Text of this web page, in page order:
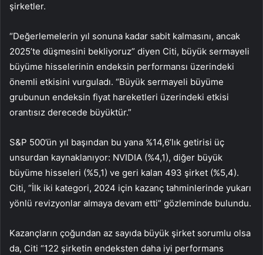
şirketler.
“Değerlemelerin yıl sonuna kadar sabit kalmasını, ancak
2025’te düşmesini bekliyoruz” diyen Citi, büyük sermayeli
büyüme hisselerinin endeksin performansı üzerindeki
önemli etkisini vurguladı. “Büyük sermayeli büyüme
grubunun endeksin fiyat hareketleri üzerindeki etkisi
orantısız derecede büyüktür.”
S&P 500’ün yıl başından bu yana %14,6’lık getirisi üç
unsurdan kaynaklanıyor: NVIDIA (%4,1), diğer büyük
büyüme hisseleri (%5,1) ve geri kalan 493 şirket (%5,4).
Citi, “İlk iki kategori, 2024 için kazanç tahminlerinde yukarı
yönlü revizyonlar almaya devam etti” gözleminde bulundu.
Kazançların çoğundan az sayıda büyük şirket sorumlu olsa
da, Citi “122 şirketin endeksten daha iyi performans